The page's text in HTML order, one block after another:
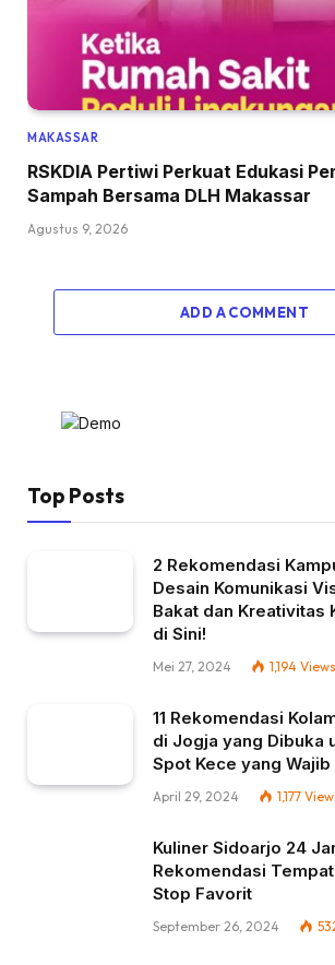
MAKASSAR
RSKDIA Pertiwi Perkuat Edukasi
Sampah Bersama DLH Makassar
Agustus 9, 2026
ADD A COMMENT
Top Posts
2 Rekomendasi
Desain Komunikasi
Bakat dan Kreativitas
di Sini!
Mei 27, 2024 1,194 Views
11 Rekomendasi
di Jogja yang Dibuka
Spot Kece yang
April 29, 2024 1,177
Kuliner Sidoarjo 24
Rekomendasi
Stop Favorit
September 26, 2024